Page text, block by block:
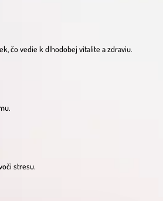
čo vedie k dlhodobej vitalite a zdraviu.
stresu.